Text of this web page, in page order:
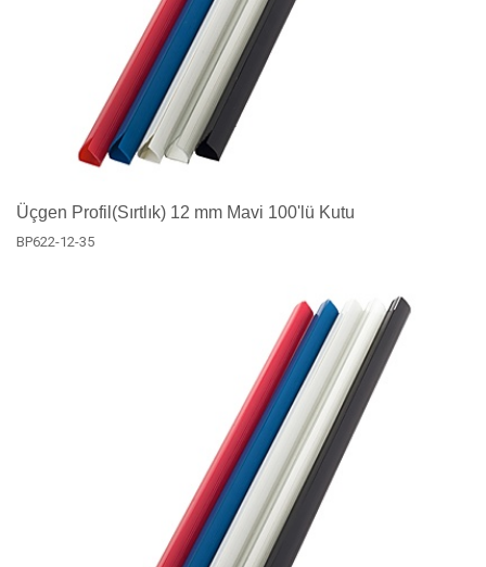
Üçgen Profil(Sırtlık) 12 mm Mavi 100'lü Kutu
BP622-12-35